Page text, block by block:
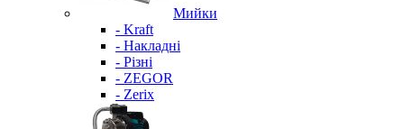
Мийки
- Kraft
- Накладні
- Різні
- ZEGOR
- Zerix